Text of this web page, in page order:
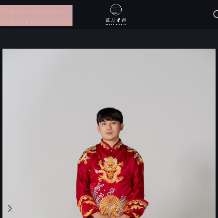
Skip to navigation
Skip to main content
選單